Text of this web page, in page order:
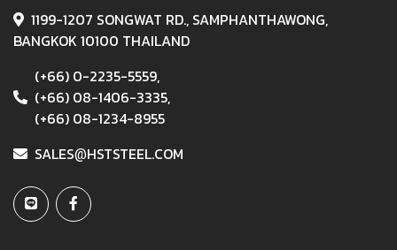
1199-1207 SONGWAT RD., SAMPHANTHAWONG,
BANGKOK 10100 THAILAND
(+66) 0-2235-5559,
(+66) 08-1406-3335,
(+66) 08-1234-8955
SALES@HSTSTEEL.COM